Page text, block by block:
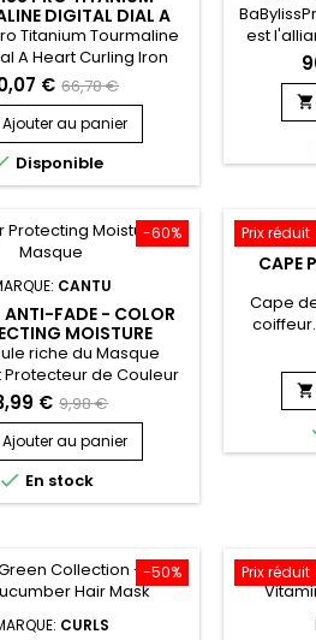
DIGITAL DIAL A
IRON 25MM
Titanium Tourmaline
A Heart Curling Iron
Boucler Babyliss, ultra
et classique, élégant,
alliant ergonomie et
un rendu artistique
Sa technologie
et Tourmaline
le cheveu tout en lui
brillance et de...
€ 66,78 €
Ajouter au panier
Disponible
est
de la
pour
Keratin
plaques

-60%
CANTU
FADE - COLOR
MOISTURE
MASQUE
riche du Masque
Protecteur de Couleur
profondément
du cheveu pour un
intense, répare,
renforce les cheveux
De plus, la
de protection de la
le beurre de Karité et
l'huile de...
€ 9,98 €
Ajouter au panier
 En stock
Prix réduit
CAPE
Cape

-50%
CURLS
Prix réduit